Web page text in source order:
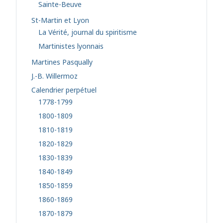
Sainte-Beuve
St-Martin et Lyon
La Vérité, journal du spiritisme
Martinistes lyonnais
Martines Pasqually
J.-B. Willermoz
Calendrier perpétuel
1778-1799
1800-1809
1810-1819
1820-1829
1830-1839
1840-1849
1850-1859
1860-1869
1870-1879